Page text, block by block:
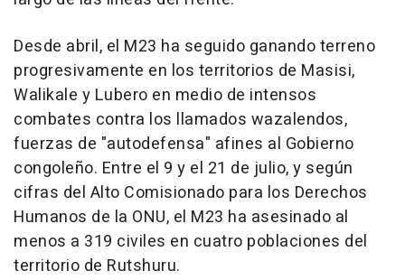
Desde abril, el M23 ha seguido ganando terreno
progresivamente en los territorios de Masisi,
Walikale y Lubero en medio de intensos
combates contra los llamados wazalendos,
fuerzas de "autodefensa" afines al Gobierno
congoleño. Entre el 9 y el 21 de julio, y según
cifras del Alto Comisionado para los Derechos
Humanos de la ONU, el M23 ha asesinado al
menos a 319 civiles en cuatro poblaciones del
territorio de Rutshuru.